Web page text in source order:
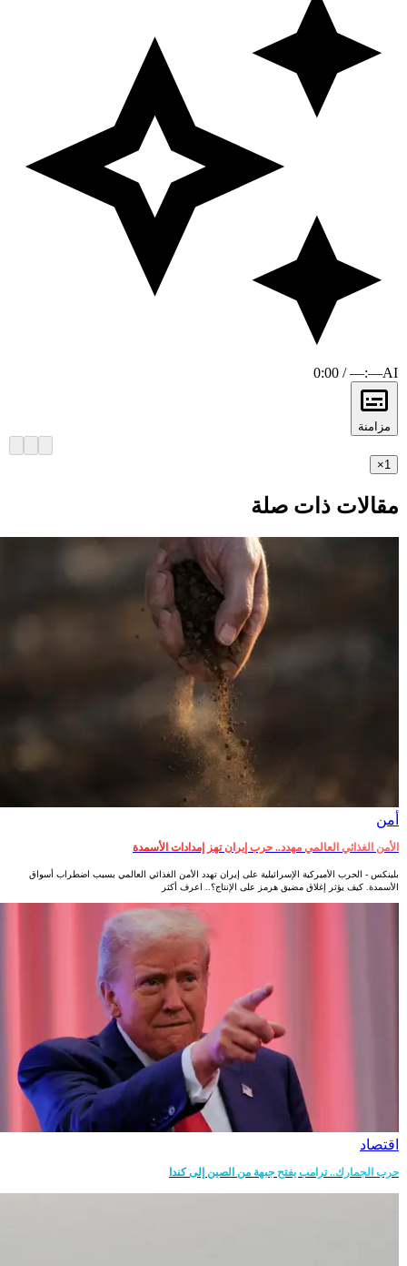
AI
0:00 / —:—
مزامنة
×
مقالات ذات صلة
أمن‎
الأمن الغذائي العالمي مهدد.. حرب إيران تهز إمدادات الأسمدة
بلينكس - الحرب الأميركية الإسرائيلية على إيران تهدد الأمن الغذائي العالمي بسبب اضطراب أسواق
الأسمدة. كيف يؤثر إغلاق مضيق هرمز على الإنتاج؟.. اعرف أكثر
اقتصاد
حرب الجمارك.. ترامب يفتح جبهة من الصين إلى كندا